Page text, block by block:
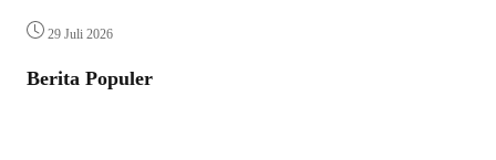
29 Juli 2026
Berita Populer